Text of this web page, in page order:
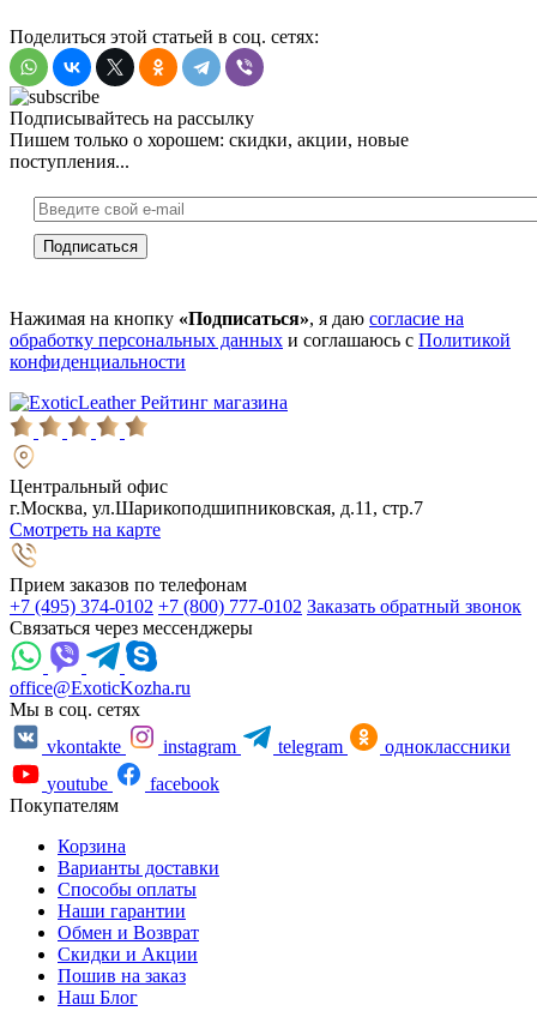
Поделиться этой статьей в соц. сетях:
Подписывайтесь на рассылку
Пишем только о хорошем: скидки, акции, новые
поступления...
Нажимая на кнопку «Подписаться», я даю согласие на
обработку персональных данных и соглашаюсь с Политикой
конфиденциальности
Рейтинг магазина
Центральный офис
г.Москва, ул.Шарикоподшипниковская, д.11, стр.7
Смотреть на карте
Прием заказов по телефонам
+7 (495) 374-0102 +7 (800) 777-0102 Заказать обратный звонок
Связаться через мессенджеры
office@ExoticKozha.ru
Мы в соц. сетях
vkontakte
instagram telegram
одноклассники
youtube
facebook
Покупателям
Корзина
Варианты доставки
Способы оплаты
Наши гарантии
Обмен и Возврат
Скидки и Акции
Пошив на заказ
Наш Блог